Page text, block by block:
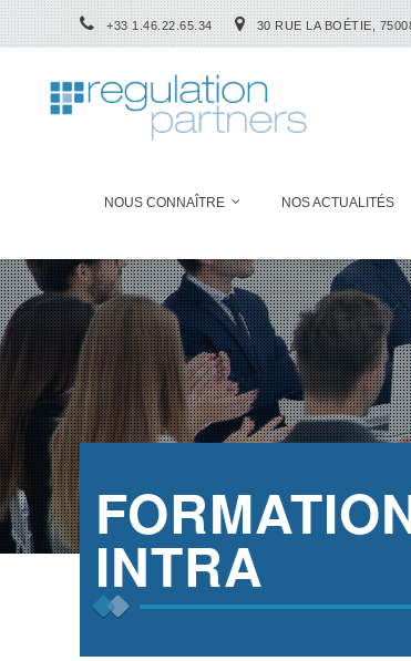
+33 1.46.22.65.34 30 RUE LA BOÉTIE,
NOUS CONNAÎTRE NOS ACTUALITÉS
INTRA